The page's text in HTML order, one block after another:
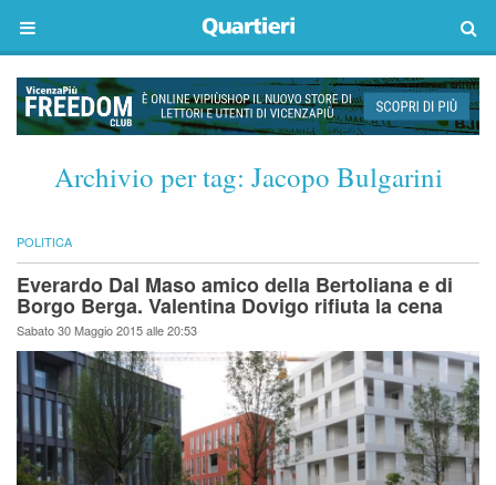
Archivio per tag: Jacopo Bulgarini
POLITICA
Everardo Dal Maso amico della Bertoliana e di
Borgo Berga. Valentina Dovigo rifiuta la cena
Sabato 30 Maggio 2015 alle 20:53